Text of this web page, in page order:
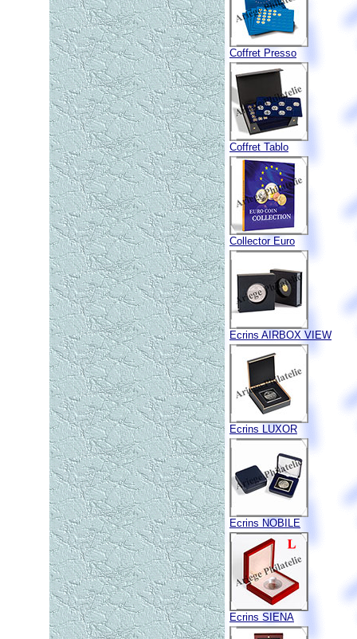
Coffret Presso
Coffret Tablo
Collector Euro
Ecrins AIRBOX VIEW
Ecrins LUXOR
Ecrins NOBILE
Ecrins SIENA